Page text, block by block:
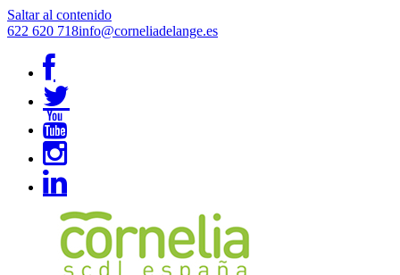
Saltar al contenido
622 620 718info@corneliadelange.es